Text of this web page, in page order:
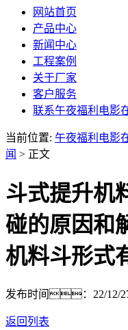
网站首页
产品中心
新闻中心
工程案例
关于厂家
客户服务
联系午夜福利电影
当前位置: 午夜福利电影
闻 > 正文
斗式提升机
碰的原因和
机料斗形式
发布时间：22/12/
返回列表